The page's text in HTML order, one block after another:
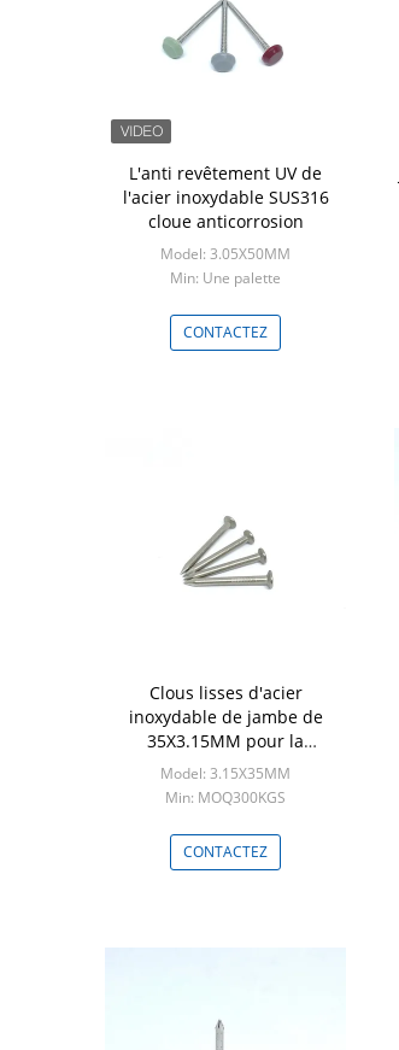
L'anti revêtement UV de
l'acier inoxydable SUS316
cloue anticorrosion
Model: 3.05X50MM
Min: Une palette
CONTACTEZ
Clous lisses d'acier
inoxydable de jambe de
35X3.15MM pour la
construction extérieure
Model: 3.15X35MM
Min: MOQ300KGS
CONTACTEZ